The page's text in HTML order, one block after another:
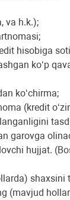
va h.k.);
hisobiga
ko‘p
ko‘chirma;
(kredit
garovga
hujjat.
(mavjud